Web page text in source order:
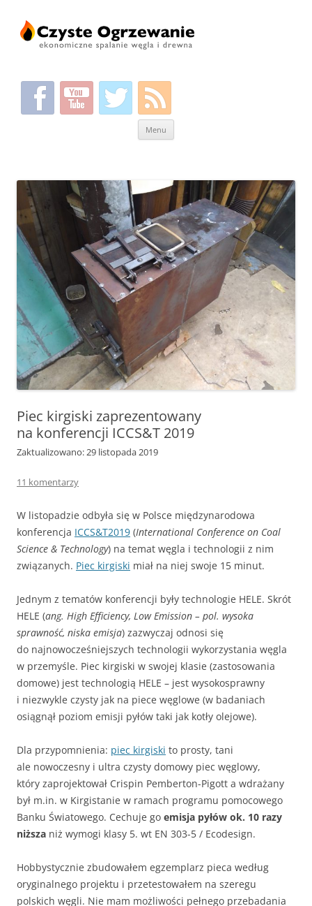
Menu
Piec kirgiski zaprezentowany
na konferencji ICCS&T 2019
Zaktualizowano: 29 listopada 2019
11 komentarzy
W listopadzie odbyła się w Polsce międzynarodowa
konferencja ICCS&T2019 (International Conference on Coal
Science & Technology) na temat węgla i technologii z nim
związanych. Piec kirgiski miał na niej swoje 15 minut.
Jednym z tematów konferencji były technologie HELE. Skrót
HELE (ang. High Efficiency, Low Emission – pol. wysoka
sprawność, niska emisja) zazwyczaj odnosi się
do najnowocześniejszych technologii wykorzystania węgla
w przemyśle. Piec kirgiski w swojej klasie (zastosowania
domowe) jest technologią HELE – jest wysokosprawny
i niezwykle czysty jak na piece węglowe (w badaniach
osiągnął poziom emisji pyłów taki jak kotły olejowe).
Dla przypomnienia: piec kirgiski to prosty, tani
ale nowoczesny i ultra czysty domowy piec węglowy,
który zaprojektował Crispin Pemberton-Pigott a wdrażany
był m.in. w Kirgistanie w ramach programu pomocowego
Banku Światowego. Cechuje go emisja pyłów ok. 10 razy
niższa niż wymogi klasy 5. wt EN 303-5 / Ecodesign.
Hobbystycznie zbudowałem egzemplarz pieca według
oryginalnego projektu i przetestowałem na szeregu
polskich węgli. Nie mam możliwości pełnego przebadania